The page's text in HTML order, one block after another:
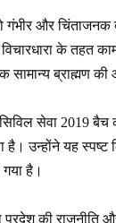
और
विचारधारा के
सामान्य ब्राह्मण
सेवा 2019 बैच
है। उन्होंने यह
है।
की राजनीति